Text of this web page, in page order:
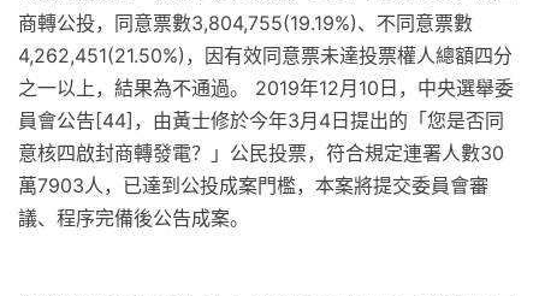
商轉公投，同意票數3,804,755(19.19%)、不同意票數
4,262,451(21.50%)，因有效同意票未達投票權人總額四分
之一以上，結果為不通過。 2019年12月10日，中央選舉委
員會公告[44]，由黃士修於今年3月4日提出的「您是否同
意核四啟封商轉發電？」公民投票，符合規定連署人數30
萬7903人，已達到公投成案門檻，本案將提交委員會審
議、程序完備後公告成案。